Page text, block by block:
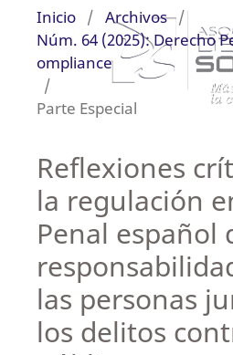
Inicio / Archivos /
Núm. 64 (2025): Derecho
ompliance
/
Parte Especial
Reflexiones
la regulación
Penal español
las personas
los delitos